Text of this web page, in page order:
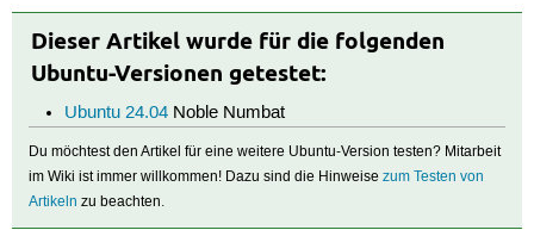
Dieser Artikel wurde für die folgenden
Ubuntu-Versionen getestet:
Ubuntu 24.04Noble Numbat
Du möchtest den Artikel für eine weitere Ubuntu-Version testen? Mitarbeit
im Wiki ist immer willkommen! Dazu sind die Hinweisezum Testen von
Artikeln zu beachten.